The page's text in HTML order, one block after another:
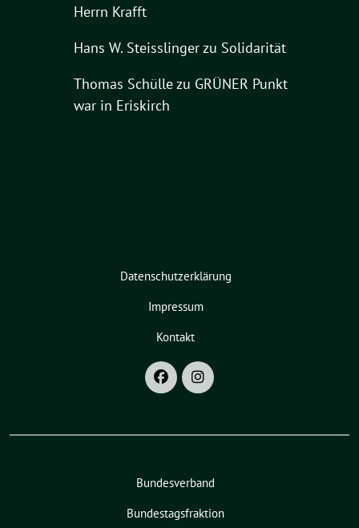
Herrn Krafft
Hans W. Steisslingerzu Solidarität
Thomas Schüllezu GRÜNER Punkt
war in Eriskirch
Datenschutzerklärung
Impressum
Kontakt
Bundesverband
Bundestagsfraktion